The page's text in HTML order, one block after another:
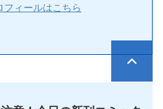
ィールはこちら